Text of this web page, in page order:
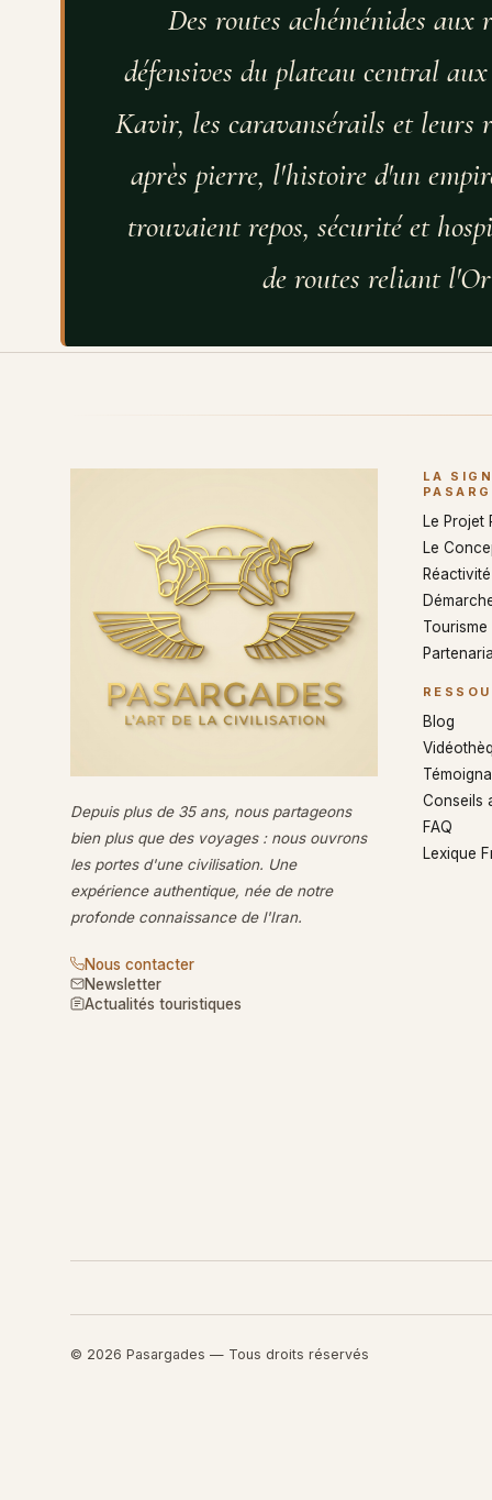
Des routes achéménides
défensives du plateau central
Kavir, les caravansérails et leurs
après pierre, l'histoire d'un
trouvaient repos, sécurité et
de routes reliant
Depuis plus de 35 ans, nous partageons
bien plus que des voyages : nous ouvrons
les portes d'une civilisation. Une
expérience authentique, née de notre
profonde connaissance de l'Iran.
Nous contacter
Newsletter
Actualités touristiques
LA
Le Projet
Le
Tourisme
Blog
Conseils
FAQ
Lexique
© 2026 Pasargades — Tous droits réservés